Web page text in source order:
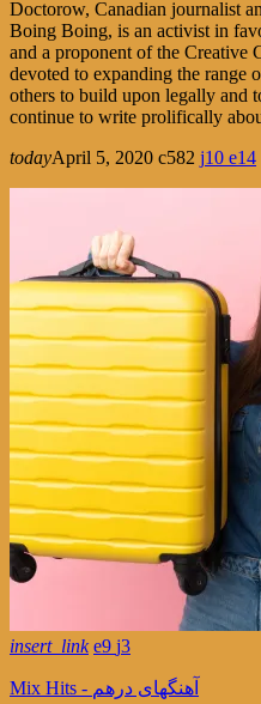
Doctorow, Canadian journalist
Boing Boing, is an activist in
and a proponent of the Creative
devoted to expanding the range
others to build upon legally and
continue to write prolifically
todayApril 5, 2020 582 10 14
insert_link 9 3
Mix Hits - آهنگهای درهم